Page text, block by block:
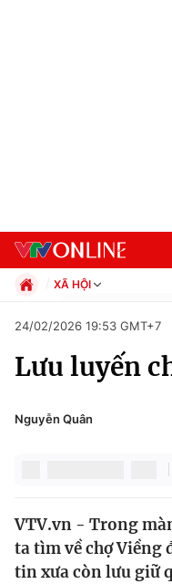
Chuyên mục
Chính trị
Pháp luật
Y tế
XÃ HỘI
Xã hội
Pháp luật
Kinh tế
Truyền hình
Công nghệ
Giáo dục
24/02/2026 19:53 GMT+7
Lưu luyến
Nguyễn Quân
VTV.vn - Trong
ta tìm về chợ Viềng
tin xưa còn lưu giữ